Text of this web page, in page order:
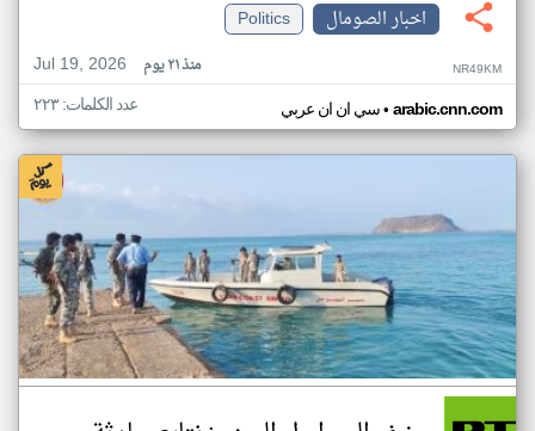
اخبار الصومال
Politics
Jul 19, 2026
منذ ٢١ يوم NR49KM
سي ان ان عربي• arabic.cnn.com عدد الكلمات: ٢٢٣